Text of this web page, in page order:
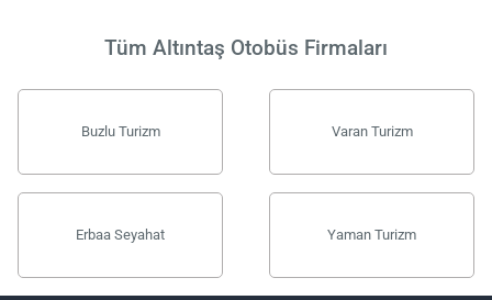
Tüm Altıntaş Otobüs Firmaları
Buzlu Turizm Varan Turizm
Erbaa Seyahat Yaman Turizm